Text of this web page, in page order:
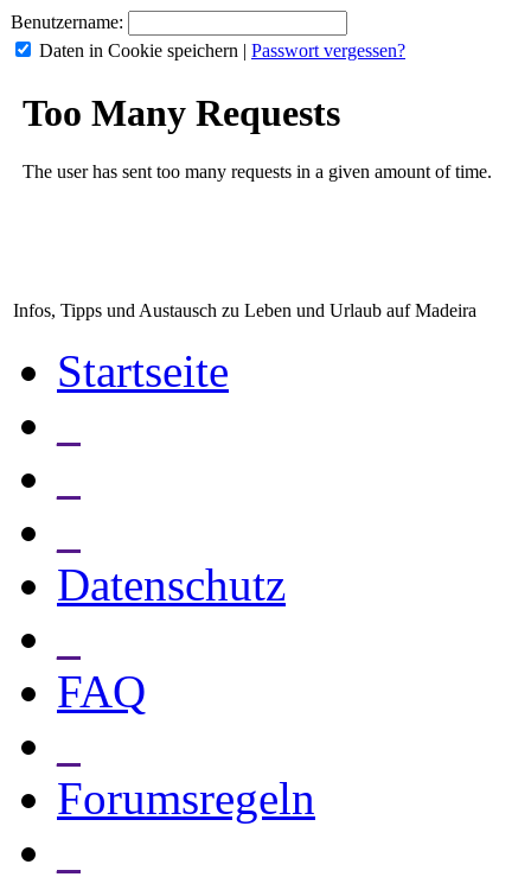
Benutzername:
Daten in Cookie speichern | Passwort vergessen?
Infos, Tipps und Austausch zu Leben und Urlaub auf Madeira
Startseite
Datenschutz
FAQ
Forumsregeln